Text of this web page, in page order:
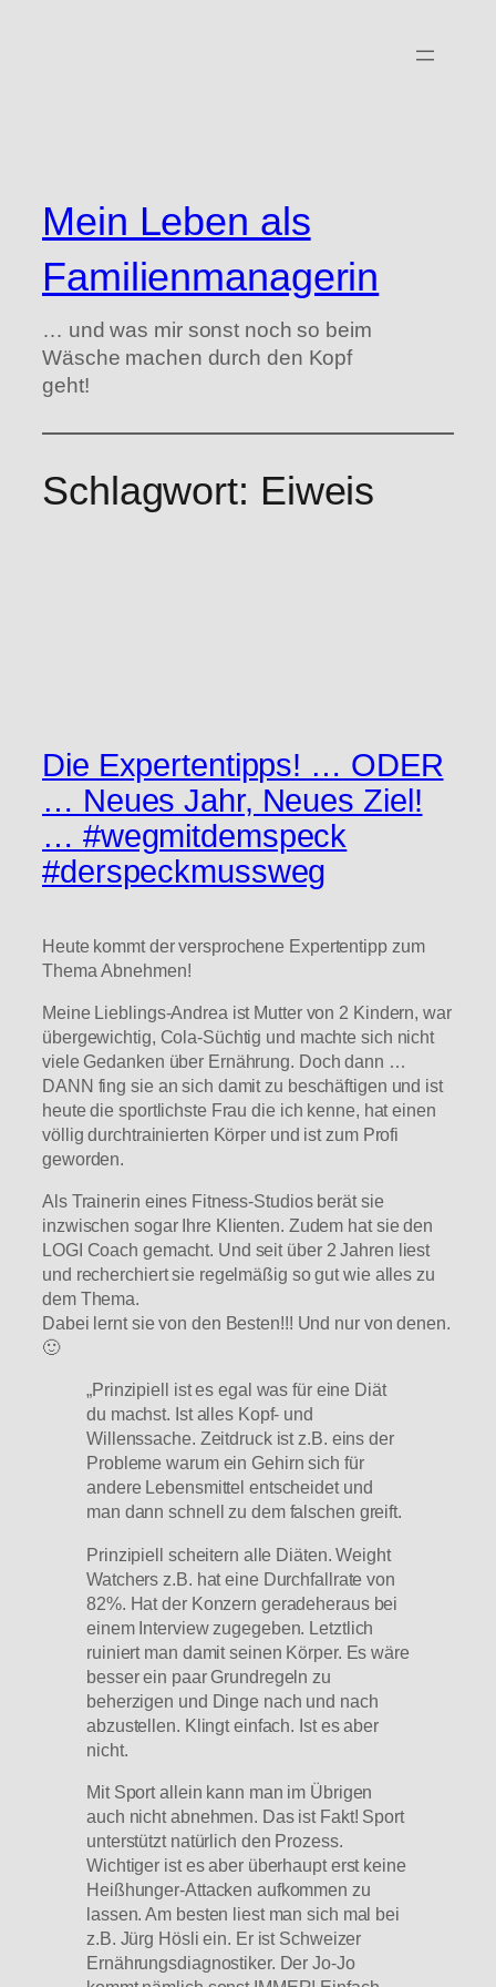
Mein Leben als
Familienmanagerin
… und was mir sonst noch so beim
Wäsche machen durch den Kopf
geht!
Schlagwort: Eiweis
Die Expertentipps! … ODER
… Neues Jahr, Neues Ziel!
… #wegmitdemspeck
#derspeckmussweg
Heute kommt der versprochene Expertentipp zum
Thema Abnehmen!
Meine Lieblings-Andrea ist Mutter von 2 Kindern, war
übergewichtig, Cola-Süchtig und machte sich nicht
viele Gedanken über Ernährung. Doch dann …
DANN fing sie an sich damit zu beschäftigen und ist
heute die sportlichste Frau die ich kenne, hat einen
völlig durchtrainierten Körper und ist zum Profi
geworden.
Als Trainerin eines Fitness-Studios berät sie
inzwischen sogar Ihre Klienten. Zudem hat sie den
LOGI Coach gemacht. Und seit über 2 Jahren liest
und recherchiert sie regelmäßig so gut wie alles zu
dem Thema.
Dabei lernt sie von den Besten!!! Und nur von denen.
🙂
„Prinzipiell ist es egal was für eine Diät
du machst. Ist alles Kopf- und
Willenssache. Zeitdruck ist z.B. eins der
Probleme warum ein Gehirn sich für
andere Lebensmittel entscheidet und
man dann schnell zu dem falschen greift.
Prinzipiell scheitern alle Diäten. Weight
Watchers z.B. hat eine Durchfallrate von
82%. Hat der Konzern geradeheraus bei
einem Interview zugegeben. Letztlich
ruiniert man damit seinen Körper. Es wäre
besser ein paar Grundregeln zu
beherzigen und Dinge nach und nach
abzustellen. Klingt einfach. Ist es aber
nicht.
Mit Sport allein kann man im Übrigen
auch nicht abnehmen. Das ist Fakt! Sport
unterstützt natürlich den Prozess.
Wichtiger ist es aber überhaupt erst keine
Heißhunger-Attacken aufkommen zu
lassen. Am besten liest man sich mal bei
z.B. Jürg Hösli ein. Er ist Schweizer
Ernährungsdiagnostiker. Der Jo-Jo